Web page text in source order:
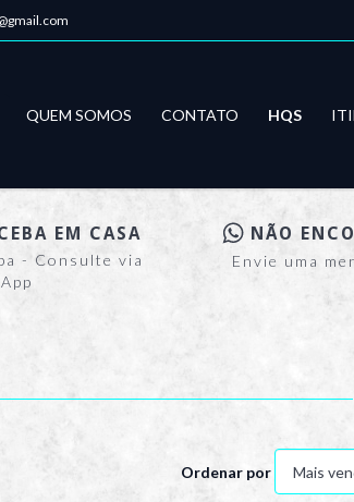
QUEM SOMOS CONTATO HQS
EM CASA
- Consulte via
NÃO
Envie uma
Ordenar por